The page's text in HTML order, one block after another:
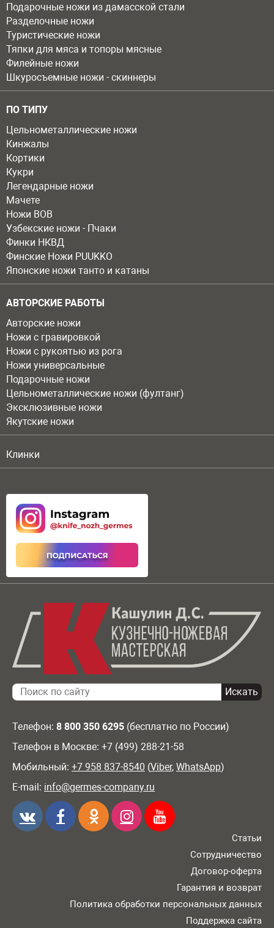
Подарочные ножи из дамасской стали
Разделочные ножи
Туристические ножи
Тяпки для мяса и топоры мясные
Филейные ножи
Шкуросъемные ножи - скиннеры
ПО ТИПУ
Цельнометаллические ножи
Кинжалы
Кортики
Кукри
Легендарные ножи
Мачете
Ножи ВОВ
Узбекские ножи - Пчаки
Финки НКВД
Финские Ножи PUUKKO
Японские ножи танто и катаны
АВТОРСКИЕ РАБОТЫ
Авторские ножи
Ножи с гравировкой
Ножи с рукоятью из рога
Ножи универсальные
Подарочные ножи
Цельнометаллические ножи (фултанг)
Эксклюзивные ножи
Якутские ножи
Клинки
Телефон: 8 800 350 6295 (бесплатно по России)
Телефон в Москве: +7 (499) 288-21-58
Мобильный: +7 958 837-8540 (Viber, WhatsApp)
E-mail: info@germes-company.ru
Статьи
Сотрудничество
Договор-оферта
Гарантия и возврат
Политика обработки персональных данных
Поддержка сайта